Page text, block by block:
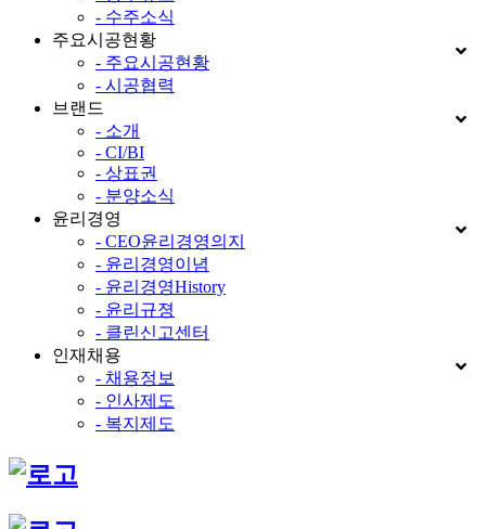
- 수주소식
주요시공현황
- 주요시공현황
- 시공협력
브랜드
- 소개
- CI/BI
- 상표권
- 분양소식
윤리경영
- CEO윤리경영의지
- 윤리경영이념
- 윤리경영History
- 윤리규졍
- 클린신고센터
인재채용
- 채용정보
- 인사제도
- 복지제도